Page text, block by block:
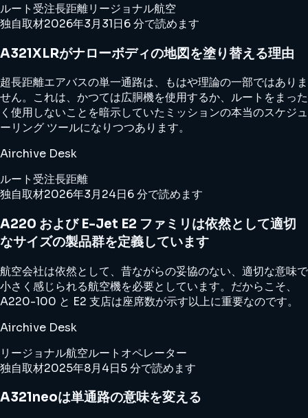
ルート 受注長距離リージョナル航空
独自取材2026年3月31日6 分で読めます
A321XLRがナローボディの地図を塗り替える理由
超長距離エアバスの単一通路は、もはや理論の一部ではありま
せん。これは、かつては広胴機を使用するか、ルートをまった
く使用しないことを暗示していたミッションの本当のスケジュ
ーリング ツールになりつつあります。
Airchive Desk
ルート受注長距離
独自取材2026年3月24日6 分で読めます
A220 および E-Jet E2 ファミリは依然として適切
なサイズの製品群を定義しています
航空会社は依然として、昔ながらの妥協のない、適切な意味で
小さく感じられる航空機を必要としています。だからこそ、
A220-100 と E2 支店は座席数が示す以上に重要なのです。
Airchive Desk
リージョナル航空ルート オペレーター
独自取材2025年8月4日5 分で読めます
A321neoは単通路の意味を変える